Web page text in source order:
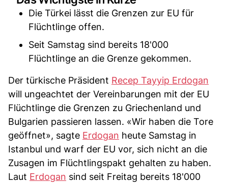
Die Türkei lässt die Grenzen zur EU für
Flüchtlinge offen.
Seit Samstag sind bereits 18'000
Flüchtlinge an die Grenze gekommen.
Der türkische Präsident Recep Tayyip Erdogan
will ungeachtet der Vereinbarungen mit der EU
Flüchtlinge die Grenzen zu Griechenland und
Bulgarien passieren lassen. «Wir haben die Tore
geöffnet», sagte Erdogan heute Samstag in
Istanbul und warf der EU vor, sich nicht an die
Zusagen im Flüchtlingspakt gehalten zu haben.
Laut Erdogan sind seit Freitag bereits 18'000